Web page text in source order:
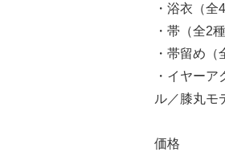
・浴衣（
・帯（全2
・帯留め
・イヤー
ル／膝丸モ
価格